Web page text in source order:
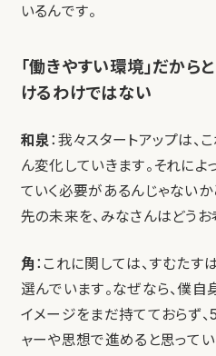
いるんです。
「働きやすい環境」だから
けるわけではない
和泉：我々スタートアップは
ん変化していきます。それによ
ていく必要があるんじゃない
先の未来を、みなさんはどうお
角 ：これに関しては、すむた
選んでいます。なぜなら、僕
イメージをまだ持てておらず
ャーや思想で進めると思ってい